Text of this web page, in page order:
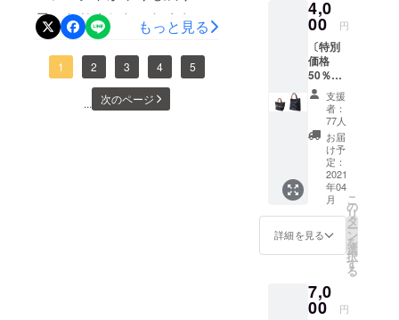
い致します。
https://www.makuake.com/pr
oject/hanp_art_bag/
日になりました。たくさん
の方に応援購入頂いて本当
にありがとうございます！
只今、着々と発送の準備を
もっと見る
1 2 3 4 5
... 次のページ
4,0
00 円
〔特別
価格
50％OF
F〕 レ
トロ
バッ
グ １
枚 レト
ロラン
チバッ
グ１枚
日本製
送料・
消費税
込み
支援
者：
77人
お届
け予
定：
2021
年04
月
詳細を見る
こ
の
リ
タ
ー
ン
を
選
択
す
る
7,0
00 円